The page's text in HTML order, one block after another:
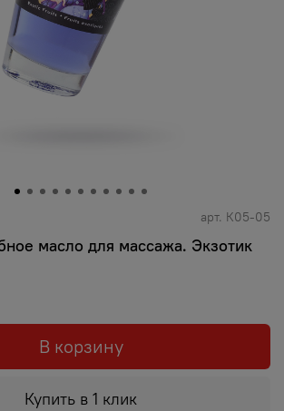
арт. К05-05
масло для массажа. Экзотик
В корзину
Купить в 1 клик